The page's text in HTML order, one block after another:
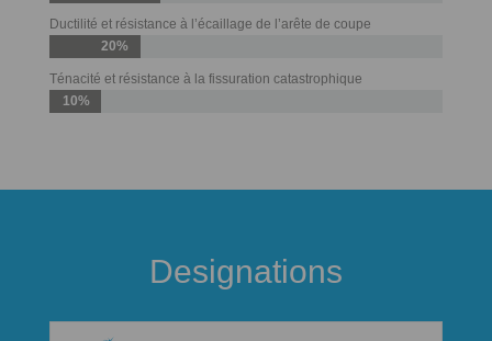
Ductilité et résistance à l’écaillage de l’arête de coupe
20%
Ténacité et résistance à la fissuration catastrophique
10%
Designations